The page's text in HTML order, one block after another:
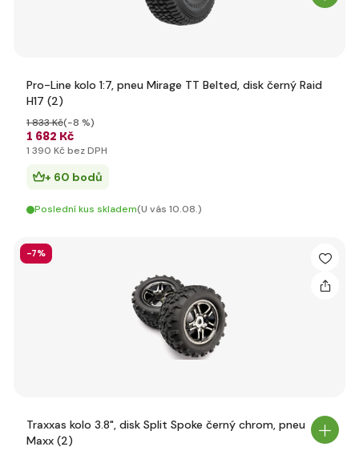
Pro-Line kolo 1:7, pneu Mirage TT Belted, disk černý Raid
H17 (2)
1 682 Kč
1 833 Kč(-8 %)
1 390 Kč bez DPH
+ 60 bodů
Poslední kus skladem(U vás 10.08.)
-7%
Traxxas kolo 3.8", disk Split Spoke černý chrom, pneu
Maxx (2)